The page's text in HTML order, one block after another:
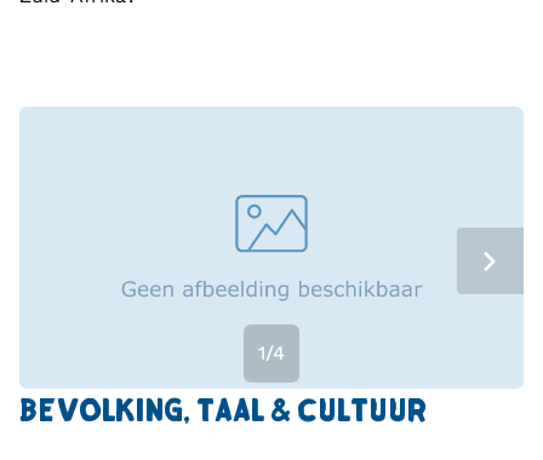
BEVOLKING, TAAL & CULTUUR
1/4